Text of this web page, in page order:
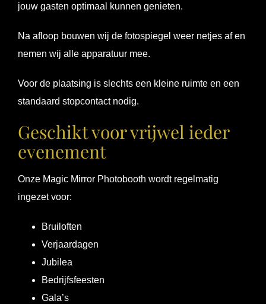
jouw gasten optimaal kunnen genieten.
Na afloop bouwen wij de fotospiegel weer netjes af en
nemen wij alle apparatuur mee.
Voor de plaatsing is slechts een kleine ruimte en een
standaard stopcontact nodig.
Geschikt voor vrijwel ieder
evenement
Onze Magic Mirror Photobooth wordt regelmatig
ingezet voor:
Bruiloften
Verjaardagen
Jubilea
Bedrijfsfeesten
Gala’s